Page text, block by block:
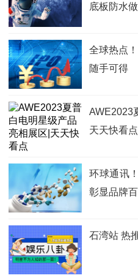
底板防水
全球热点
随手可得
AWE2023
天天快看点
环球通讯
彰显品牌
石湾站 热